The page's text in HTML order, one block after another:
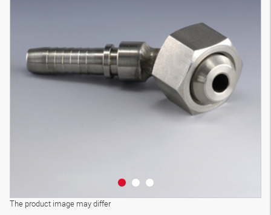
The product image may differ
Modelo 3D